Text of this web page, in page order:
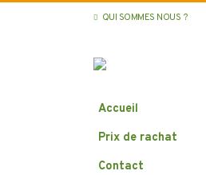
QUI SOMMES NOUS ?
Accueil
Prix de rachat
Contact